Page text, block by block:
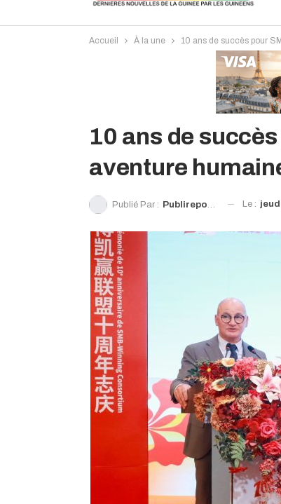
Accueil À la une 10 ans de succès pour
10 ans de
aventure
Publié Par : Publireportage Le :